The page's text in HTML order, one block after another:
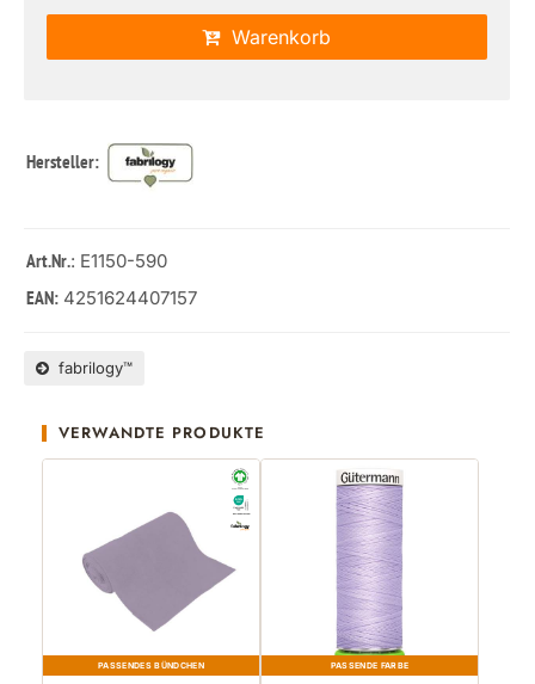
Warenkorb
Hersteller:
Art.Nr.: E1150-590
EAN: 4251624407157
fabrilogy™
VERWANDTE PRODUKTE
PASSENDES BÜNDCHEN PASSENDE FARBE